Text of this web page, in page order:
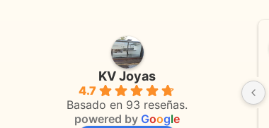
KV Joyas
4.7
Basado en 93 reseñas.
powered by Google
Adriana Ghisoli
hace 3 meses
Muy buena atención, con amabilidad y
orientaciones convenientes